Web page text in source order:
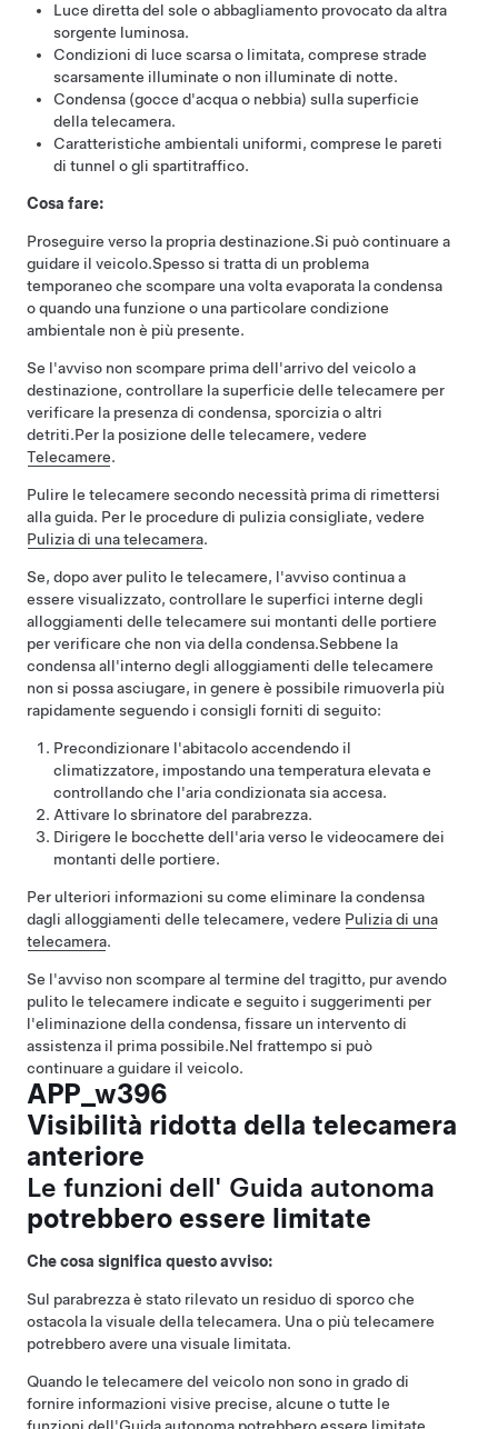
Luce diretta del sole o abbagliamento provocato da altra
sorgente luminosa.
Condizioni di luce scarsa o limitata, comprese strade
scarsamente illuminate o non illuminate di notte.
Condensa (gocce d'acqua o nebbia) sulla superficie
della telecamera.
Caratteristiche ambientali uniformi, comprese le pareti
di tunnel o gli spartitraffico.
Cosa fare:
Proseguire verso la propria destinazione.Si può continuare a
guidare il veicolo.Spesso si tratta di un problema
temporaneo che scompare una volta evaporata la condensa
o quando una funzione o una particolare condizione
ambientale non è più presente.
Se l'avviso non scompare prima dell'arrivo del veicolo a
destinazione, controllare la superficie delle telecamere per
verificare la presenza di condensa, sporcizia o altri
detriti.Per la posizione delle telecamere, vedere
Telecamere.
Pulire le telecamere secondo necessità prima di rimettersi
alla guida. Per le procedure di pulizia consigliate, vedere
Pulizia di una telecamera.
Se, dopo aver pulito le telecamere, l'avviso continua a
essere visualizzato, controllare le superfici interne degli
alloggiamenti delle telecamere sui montanti delle portiere
per verificare che non via della condensa.Sebbene la
condensa all'interno degli alloggiamenti delle telecamere
non si possa asciugare, in genere è possibile rimuoverla più
rapidamente seguendo i consigli forniti di seguito:
Precondizionare l'abitacolo accendendo il
climatizzatore, impostando una temperatura elevata e
controllando che l'aria condizionata sia accesa.
Attivare lo sbrinatore del parabrezza.
Dirigere le bocchette dell'aria verso le videocamere dei
montanti delle portiere.
Per ulteriori informazioni su come eliminare la condensa
dagli alloggiamenti delle telecamere, vedere Pulizia di una
telecamera.
Se l'avviso non scompare al termine del tragitto, pur avendo
pulito le telecamere indicate e seguito i suggerimenti per
l'eliminazione della condensa, fissare un intervento di
assistenza il prima possibile.Nel frattempo si può
continuare a guidare il veicolo.
APP_w396
Visibilità ridotta della telecamera
anteriore
Le funzioni dell' Guida autonoma
potrebbero essere limitate
Che cosa significa questo avviso:
Sul parabrezza è stato rilevato un residuo di sporco che
ostacola la visuale della telecamera. Una o più telecamere
potrebbero avere una visuale limitata.
Quando le telecamere del veicolo non sono in grado di
fornire informazioni visive precise, alcune o tutte le